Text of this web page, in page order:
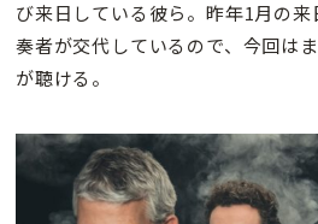
び来日している彼ら。昨年1月の
奏者が交代しているので、今回は
が聴ける。